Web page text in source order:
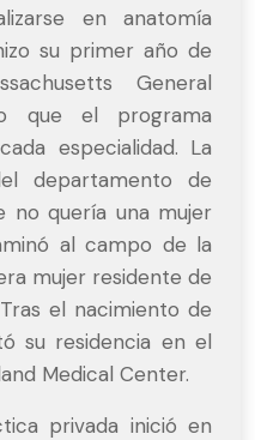
en anatomía
su primer año de
General
que el programa
especialidad. La
departamento de
no quería una mujer
al campo de la
mujer residente de
el nacimiento de
su residencia en el
Medical Center.
privada inició en